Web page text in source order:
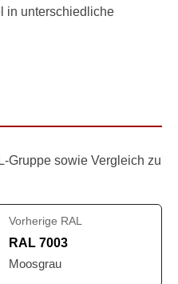
in unterschiedliche
Gruppe sowie Vergleich zu
Vorherige RAL
RAL 7003
Moosgrau